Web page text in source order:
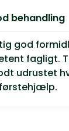
behandling
god
fagligt.
udrustet